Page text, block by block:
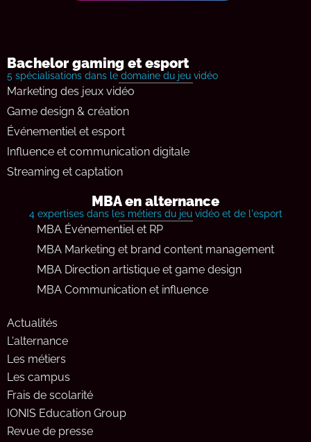
Bachelor gaming et esport
5 spécialisations dans le domaine du jeu vidéo
Marketing des jeux vidéo
Game design & création
Événementiel et esport
Influence et communication digitale
Streaming et captation
MBA en alternance
4 expertises dans les métiers du jeu vidéo et de l'esport
MBA Événementiel et RP
MBA Marketing et brand content management
MBA Direction artistique et game design
MBA Communication et influence
Actualités
L'alternance
Les métiers
Les campus
Frais de scolarité
IONIS Education Group
Revue de presse